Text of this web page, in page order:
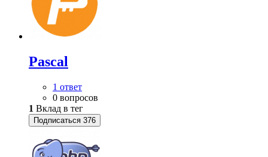
Pascal
1 ответ
0 вопросов
1 Вклад в тег
Подписаться 376